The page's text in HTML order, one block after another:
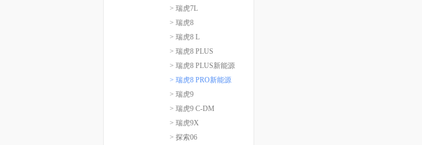
> 瑞虎7L
> 瑞虎8
> 瑞虎8 L
> 瑞虎8 PLUS
> 瑞虎8 PLUS新能源
> 瑞虎8 PRO新能源
> 瑞虎9
> 瑞虎9 C-DM
> 瑞虎9X
> 探索06